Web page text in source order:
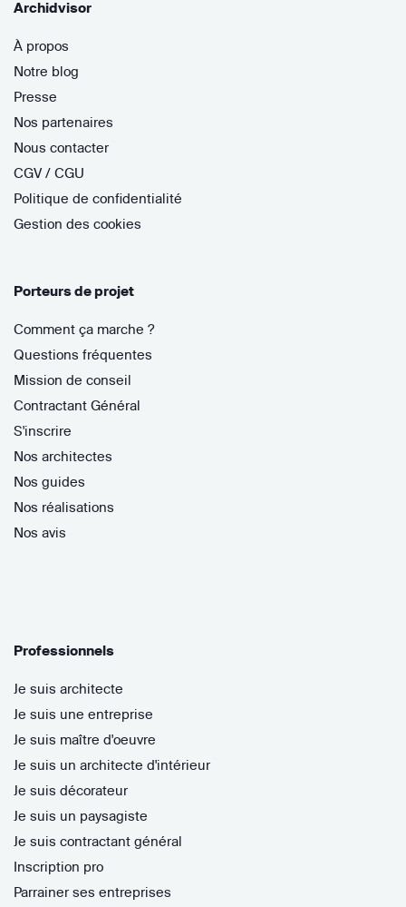
Archidvisor
À propos
Notre blog
Presse
Nos partenaires
Nous contacter
CGV / CGU
Politique de confidentialité
Gestion des cookies
Porteurs de projet
Comment ça marche ?
Questions fréquentes
Mission de conseil
Contractant Général
S'inscrire
Nos architectes
Nos guides
Nos réalisations
Nos avis
Professionnels
Je suis architecte
Je suis une entreprise
Je suis maître d'oeuvre
Je suis un architecte d'intérieur
Je suis décorateur
Je suis un paysagiste
Je suis contractant général
Inscription pro
Parrainer ses entreprises